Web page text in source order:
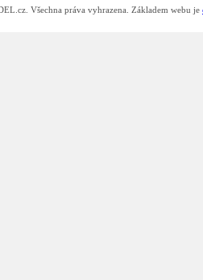
Všechna práva vyhrazena. Základem webu je